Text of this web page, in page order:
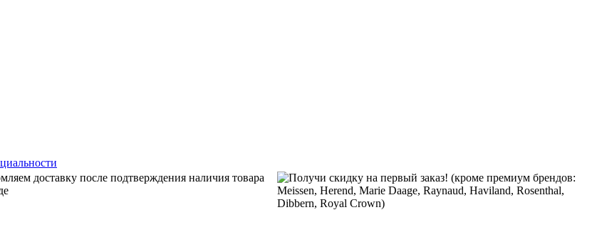
доставку после подтверждения наличия товара
Получи скидку на первый заказ! (кроме премиум брендов:
Meissen, Herend, Marie Daage, Raynaud, Haviland, Rosenthal,
Dibbern, Royal Crown)